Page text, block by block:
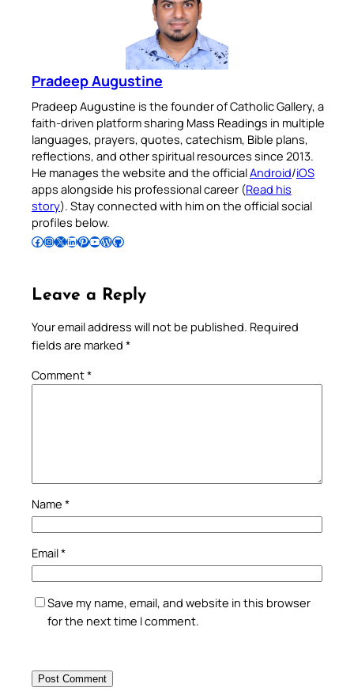
Pradeep Augustine
Pradeep Augustine is the founder of Catholic Gallery, a
faith-driven platform sharing Mass Readings in multiple
languages, prayers, quotes, catechism, Bible plans,
reflections, and other spiritual resources since 2013.
He manages the website and the officialAndroid/iOS
apps alongside his professional career (Read his
story). Stay connected with him on the official social
profiles below.
Follow Pradeep on Facebook Follow Pradeep on InstagramFollow Pradeep on X Follow Pradeep on LinkedIn Follow Pradeep on Pinterest Subscribe to Pradeep’s Youtube Channel Follow Pradeep on WordPress Follow Pradeep on GitHub
Leave a Reply
Your email address will not be published. Required
fields are marked *
Comment*
Name *
Email*
Save my name, email, and website in this browser
for the next time I comment.